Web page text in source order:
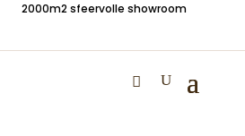
2000m2 sfeervolle showroom
Boaz
naturel